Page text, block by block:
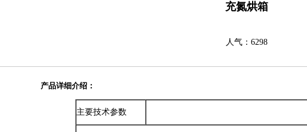
充氮烘箱
人气：6298
产品详细介绍：
主要技术参数